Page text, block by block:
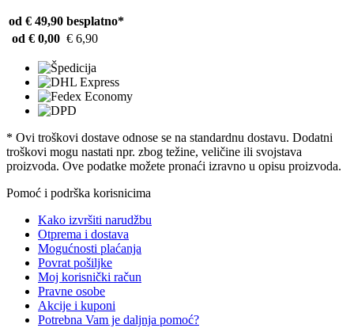
od € 49,90 besplatno*
od € 0,00 € 6,90
* Ovi troškovi dostave odnose se na standardnu ​​dostavu. Dodatni
troškovi mogu nastati npr. zbog težine, veličine ili svojstava
proizvoda. Ove podatke možete pronaći izravno u opisu proizvoda.
Pomoć i podrška korisnicima
Kako izvršiti narudžbu
Otprema i dostava
Mogućnosti plaćanja
Povrat pošiljke
Moj korisnički račun
Pravne osobe
Akcije i kuponi
Potrebna Vam je daljnja pomoć?